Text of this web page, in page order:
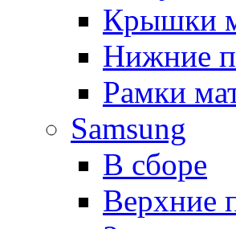
Крышки
Нижние
Рамки
Samsung
В сборе
Верхние